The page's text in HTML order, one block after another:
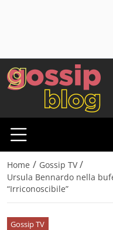
Home / Gossip TV /
Ursula Bennardo nella
“Irriconoscibile”
Gossip TV